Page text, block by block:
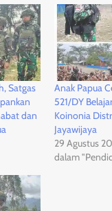
Satgas
dan
Anak Papua
521/DY
Koinonia
Jayawijaya
29 Agustus
dalam